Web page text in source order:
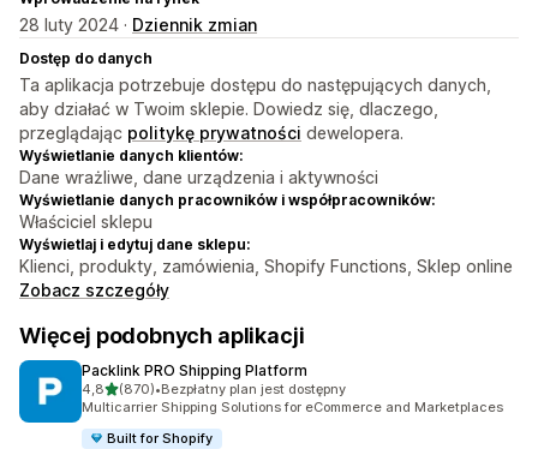
28 luty 2024 · Dziennik zmian
Dostęp do danych
Ta aplikacja potrzebuje dostępu do następujących danych,
aby działać w Twoim sklepie. Dowiedz się, dlaczego,
przeglądając politykę prywatności dewelopera.
Wyświetlanie danych klientów:
Dane wrażliwe, dane urządzenia i aktywności
Wyświetlanie danych pracowników i współpracowników:
Właściciel sklepu
Wyświetlaj i edytuj dane sklepu:
Klienci, produkty, zamówienia, Shopify Functions, Sklep online
Zobacz szczegóły
Więcej podobnych aplikacji
Packlink PRO Shipping Platform
4,8na 5 gwiazdek
(870)
Łączna liczba recenzji: 870
•Bezpłatny plan jest dostępny
Multicarrier Shipping Solutions for eCommerce and Marketplaces
Built for Shopify